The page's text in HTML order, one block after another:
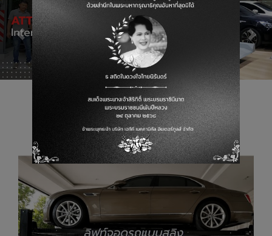
ผลงานของเรา